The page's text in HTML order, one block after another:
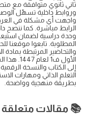
ثاني ثانوي متوافقة مع
وروابط داخلية تسهّل
واجهت أي مشكلة في العرض
الرابط مباشرة. كما ننصح
وحدة دراسية لضمان
المطلوبة. تابعوا موقعنا
الأول
إلى الكتاب والنسخة
التعلم الذاتي ومهارات
بطريقة منهجية وواضحة.
📚 مقالات متعلقة